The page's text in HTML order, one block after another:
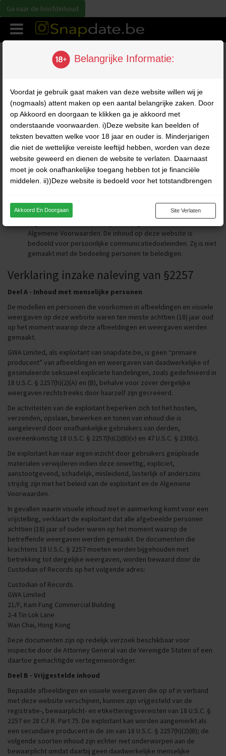
Ga naar de hoofdinhoud
Disclaimer voor volwassenen
Disclaimer voor volwassenen
De inhoud van deze website is uitsluitend bestemd voor
volwassenen en kan afbeeldingen en materiaal bevatten dat
sommige bezoekers als aanstootgevend kunnen ervaren. Indien u
jonger bent dan 18 jaar, indien dit materiaal u beledigt, of indien het in
uw land verboden is om dergelijk materiaal te bekijken, bezoek deze
website dan NIET. Op deze website zijn de volgende voorwaarden
van toepassing. Door gebruik te maken van deze website verklaart u
akkoord te gaan met de volgende voorwaarden:
Ik aanvaard de volledige verantwoordelijkheid voor mijn eigen
handelingen; en
Algemene Voorwaarden. De inhoud op deze website is
bedoeld voor persoonlijke communicatiedoeleinden. Zij is niet
gemaakt met de bedoeling personen te beledigen.
Verklaring inzake naleving van §2257
Deel A - Inhoud met menselijke personen
De modellen en personen die voorkomen in afbeeldingen en visuele
weergaven op deze website waren ten minste achttien (18) jaar oud
op het moment waarop deze afbeeldingen en weergaven werden
gemaakt.
GWA Limited, als exploitant van snapdate.be, is geen “primaire
producent” van afbeeldingen en weergaven van daadwerkelijke of
gesimuleerde seksueel expliciete handelingen, zoals gedefinieerd in
18 U.S.C. § 2257(h)(2)(A) en (B), behalve voor zover dergelijke
weergaven rechtstreeks door haarzelf zijn gecreëerd.
De activiteiten van de exploitant beperken zich tot het hosten,
verzenden, opslaan, bewerken en tonen van inhoud die is
aangeleverd door onafhankelijke gebruikers van derden,
overeenkomstig 18 U.S.C. § 2257(h)(2)(B)(v) en 47 U.S.C. § 230(c).
De exploitant kan naar eigen inzicht door gebruikers geüploade
materialen verwijderen indien deze onwettig, expliciet,
aanstootgevend, schadelijk, misleidend, lasterlijk of anderszins
strijdig zijn met het beleid van de exploitant en de Algemene
Voorwaarden.
In gevallen waarin visuele inhoud niet in aanmerking komt voor een
vrijstelling, verklaart de exploitant dat alle afgebeelde personen
achttien (18) jaar of ouder waren op het moment waarop de
betreffende weergaven werden gemaakt. De documenten die
krachtens 18 U.S.C. § 2257 moeten worden bijgehouden met
betrekking tot dergelijke weergaven, worden bewaard door de
Custodian of Records op het volgende adres:
Custodian of Records
GWA Limited
21/F, Kam Fung Commercial Building
2-4 Tin Lok Lane
Wan Chai, Hong Kong
Deze documenten zijn op redelijk verzoek beschikbaar voor
inspectie door de Attorney General van de Verenigde Staten of een
daartoe gemachtigde vertegenwoordiger.
Deel B - Vrijgestelde inhoud
Bepaalde afbeeldingen en visuele weergaven die op of in verband
met deze website verschijnen, kunnen zijn vrijgesteld van de
registratie-, bewaarplicht- en etiketteringsvereisten van 18 U.S.C. §
2257 en 28 C.F.R. Part 75. De exploitant kan worden aangemerkt als
een secundaire producent in de zin van 18 U.S.C. § 2257(h)(2)(B); de
volgende soorten inhoud zijn echter niet onderworpen aan de
bewaarplicht omdat daarbij geen daadwerkelijke menselijke
Belangrijke Informatie:
Voordat je gebruik gaat maken van deze website willen wij je
(nogmaals) attent maken op een aantal belangrijke zaken. Door
op Akkoord en doorgaan te klikken ga je akkoord met
onderstaande voorwaarden. i)Deze website kan beelden of
teksten bevatten welke voor 18 jaar en ouder is. Minderjarigen
die niet de wettelijke vereiste leeftijd hebben, worden van deze
website geweerd en dienen de website te verlaten. Daarnaast
moet je ook onafhankelijke toegang hebben tot je financiële
middelen. ii))Deze website is bedoeld voor het totstandbrengen
bevat derhalve louter fictieve profielen. Deze profielen zijn voor
persoonlijke communicatie toegevoegd en het maken van
fysieke afspraken met deze profielen is niet mogelijk. iii)Op deze
dienst zijnPrivacyenAlgemene voorwaardenvan toepassing.
Deze kun je vinden in de disclaimer van deze website.
OFFEND AND MAY NOT BE DISTRIBUTED, CIRCULATED,
SOLD, HIRED, GIVEN, LENT, SHOWN, PLAYED OR
PROJECTED TO A PERSON UNDER THE AGE OF 18 YEARS.
Akkoord En Doorgaan Site Verlaten